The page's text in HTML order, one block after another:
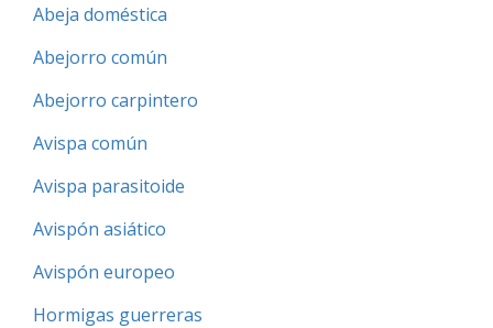
Abeja doméstica
Abejorro común
Abejorro carpintero
Avispa común
Avispa parasitoide
Avispón asiático
Avispón europeo
Hormigas guerreras